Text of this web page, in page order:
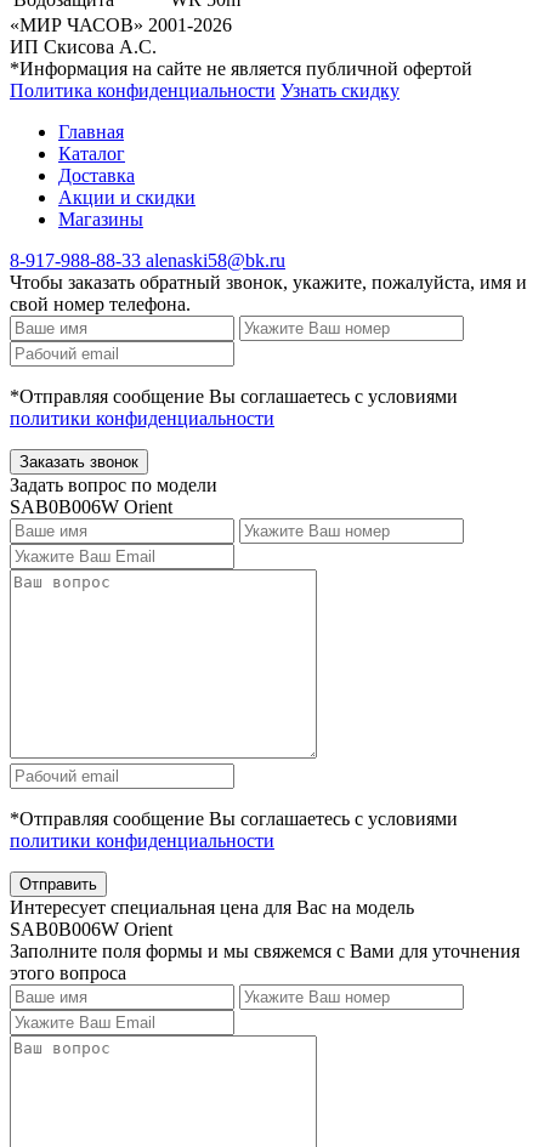
«МИР ЧАСОВ» 2001-2026
ИП Скисова А.С.
*Информация на сайте не является публичной офертой
Политика конфиденциальности Узнать скидку
Главная
Каталог
Доставка
Акции и скидки
Магазины
8-917-988-88-33 alenaski58@bk.ru
Чтобы заказать обратный звонок, укажите, пожалуйста, имя и
свой номер телефона.
*Отправляя сообщение Вы соглашаетесь с условиями
политики конфиденциальности
Заказать звонок
Задать вопрос по модели
SAB0B006W Orient
*Отправляя сообщение Вы соглашаетесь с условиями
политики конфиденциальности
Отправить
Интересует специальная цена для Вас на модель
SAB0B006W Orient
Заполните поля формы и мы свяжемся с Вами для уточнения
этого вопроса